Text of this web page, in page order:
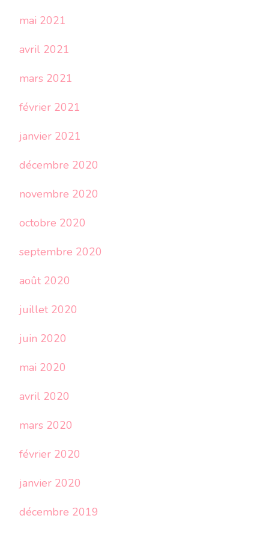
mai 2021
avril 2021
mars 2021
février 2021
janvier 2021
décembre 2020
novembre 2020
octobre 2020
septembre 2020
août 2020
juillet 2020
juin 2020
mai 2020
avril 2020
mars 2020
février 2020
janvier 2020
décembre 2019